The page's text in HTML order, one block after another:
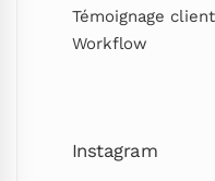
Témoignage client
Workflow
Instagram